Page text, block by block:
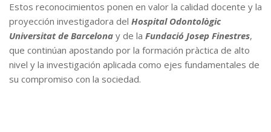
Estos reconocimientos ponen en valor la calidad docente y la
proyección investigadora del Hospital Odontològic
Universitat de Barcelona y de la Fundació Josep Finestres,
que continúan apostando por la formación pràctica de alto
nivel y la investigación aplicada como ejes fundamentales de
su compromiso con la sociedad.